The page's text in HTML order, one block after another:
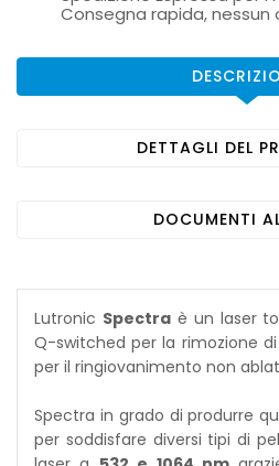
Consegna rapida, nessun
DETTAGLI DEL
DOCUMENTI
Lutronic Spectraè un laser
Q-switched per la rimozione
per il ringiovanimento non
Spectra in grado di produrre
per soddisfare diversi tipi di